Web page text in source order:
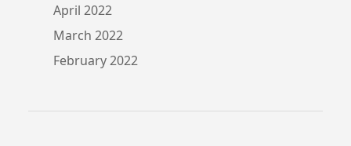
April 2022
March 2022
February 2022